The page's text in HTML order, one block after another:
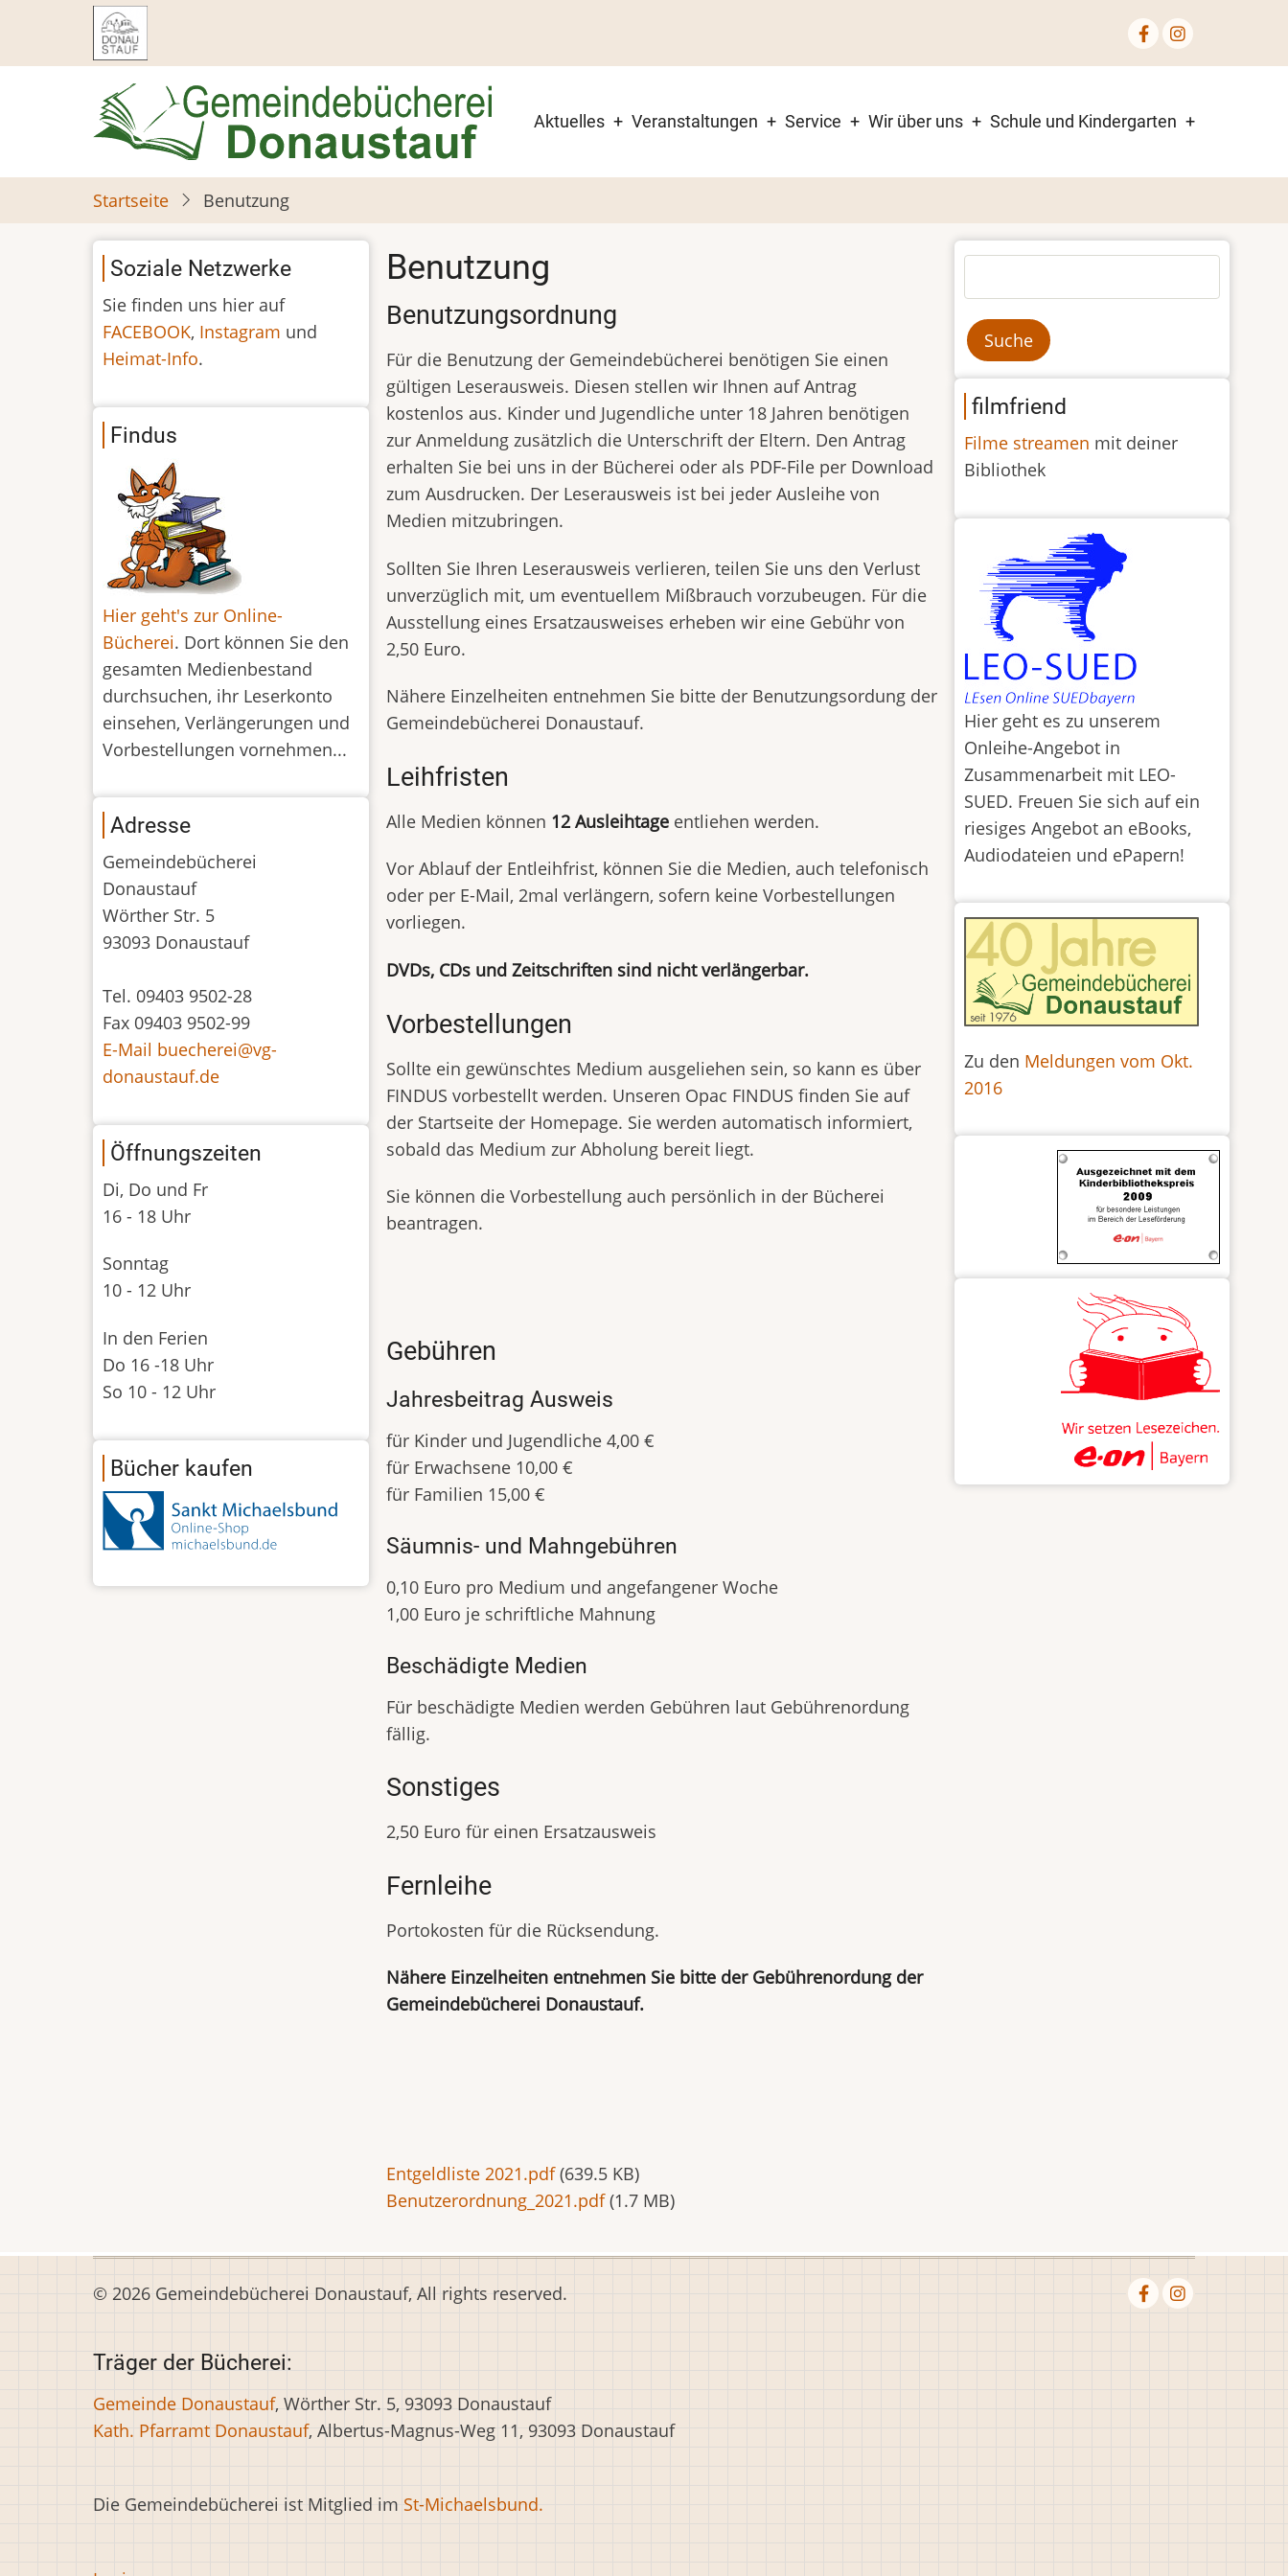
Inhalt
Aktuelles Veranstaltungen Service Wir über uns Schule und Kindergarten
Startseite Benutzung
Benutzung
Benutzungsordnung
Für die Benutzung der Gemeindebücherei benötigen Sie einen
gültigen Leserausweis. Diesen stellen wir Ihnen auf Antrag
kostenlos aus. Kinder und Jugendliche unter 18 Jahren benötigen
zur Anmeldung zusätzlich die Unterschrift der Eltern. Den Antrag
erhalten Sie bei uns in der Bücherei oder als PDF-File per Download
zum Ausdrucken. Der Leserausweis ist bei jeder Ausleihe von
Medien mitzubringen.
Sollten Sie Ihren Leserausweis verlieren, teilen Sie uns den Verlust
unverzüglich mit, um eventuellem Mißbrauch vorzubeugen. Für die
Ausstellung eines Ersatzausweises erheben wir eine Gebühr von
2,50 Euro.
Nähere Einzelheiten entnehmen Sie bitte der Benutzungsordung der
Gemeindebücherei Donaustauf.
Leihfristen
Alle Medien können 12 Ausleihtageentliehen werden.
Vor Ablauf der Entleihfrist, können Sie die Medien, auch telefonisch
oder per E-Mail, 2mal verlängern, sofern keine Vorbestellungen
vorliegen.
DVDs, CDs und Zeitschriften sind nicht verlängerbar.
Vorbestellungen
Sollte ein gewünschtes Medium ausgeliehen sein, so kann es über
FINDUS vorbestellt werden. Unseren Opac FINDUS finden Sie auf
der Startseite der Homepage. Sie werden automatisch informiert,
sobald das Medium zur Abholung bereit liegt.
Sie können die Vorbestellung auch persönlich in der Bücherei
beantragen.
Gebühren
Jahresbeitrag Ausweis
für Kinder und Jugendliche 4,00 €
für Erwachsene 10,00 €
für Familien 15,00 €
Säumnis- und Mahngebühren
0,10 Euro pro Medium und angefangener Woche
1,00 Euro je schriftliche Mahnung
Beschädigte Medien
Für beschädigte Medien werden Gebühren laut Gebührenordung
fällig.
Sonstiges
2,50 Euro für einen Ersatzausweis
Fernleihe
Portokosten für die Rücksendung.
Nähere Einzelheiten entnehmen Sie bitte der Gebührenordung der
Gemeindebücherei Donaustauf.
Entgeldliste 2021.pdf (639.5 KB)
Benutzerordnung_2021.pdf (1.7 MB)
Soziale Netzwerke
Sie finden uns hier auf
FACEBOOK, Instagram und
Heimat-Info.
Findus
Hier geht's zur Online-
Bücherei. Dort können Sie den
gesamten Medienbestand
durchsuchen, ihr Leserkonto
einsehen, Verlängerungen und
Vorbestellungen vornehmen...
Adresse
Gemeindebücherei
Donaustauf
Wörther Str. 5
93093 Donaustauf
Tel. 09403 9502-28
Fax 09403 9502-99
E-Mail buecherei@vg-
donaustauf.de
Öffnungszeiten
Di, Do und Fr
16 - 18 Uhr
Sonntag
10 - 12 Uhr
In den Ferien
Do 16 -18 Uhr
So 10 - 12 Uhr
Bücher kaufen
filmfriend
Filme streamen mit deiner
Bibliothek
Hier geht es zu unserem
Onleihe-Angebot in
Zusammenarbeit mit LEO-
SUED. Freuen Sie sich auf ein
riesiges Angebot an eBooks,
Audiodateien und ePapern!
Zu den Meldungen vom Okt.
2016
© 2026 Gemeindebücherei Donaustauf, All rights reserved.
Träger der Bücherei:
Gemeinde Donaustauf, Wörther Str. 5, 93093 Donaustauf
Kath. Pfarramt Donaustauf, Albertus-Magnus-Weg 11, 93093 Donaustauf
Die Gemeindebücherei ist Mitglied im St-Michaelsbund.
Impr-